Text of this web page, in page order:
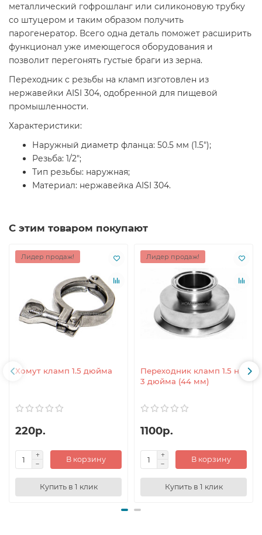
металлический гофрошланг или силиконовую трубку
со штуцером и таким образом получить
парогенератор. Всего одна деталь поможет расширить
функционал уже имеющегося оборудования и
позволит перегонять густые браги из зерна.
Переходник с резьбы на кламп изготовлен из
нержавейки AISI 304, одобренной для пищевой
промышленности.
Характеристики:
Наружный диаметр фланца: 50.5 мм (1.5");
Резьба: 1/2";
Тип резьбы: наружная;
Материал: нержавейка AISI 304.
С этим товаром покупают
Лидер продаж!
Хомут кламп 1.5 дюйма
220р.
В корзину
Купить в 1 клик
Лидер продаж!
Переходник кламп 1.5 на
3 дюйма (44 мм)
1100р.
В корзину
Купить в 1 клик